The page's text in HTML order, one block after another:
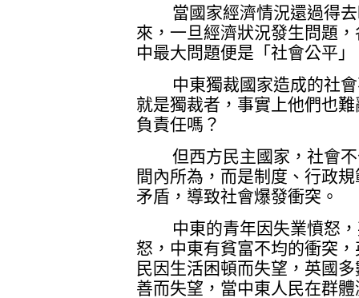
當國家經濟情況還過得去
來，一旦經濟狀況發生問題
中最大問題便是「社會公平」
中東獨裁國家造成的社會
就是獨裁者，事實上他們也
負責任嗎？
但西方民主國家，社會不
間內所為，而是制度、行政
矛盾，導致社會爆發衝突。
中東的青年因失業憤怒，
怒，中東有貧富不均的衝突
民因生活困頓而失望，英國
善而失望，當中東人民在群